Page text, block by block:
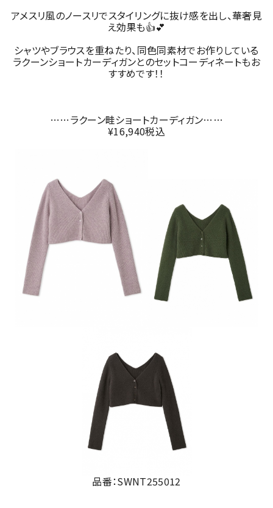
アメスリ風のノースリでスタイリングに抜け感を出し、華奢見
え効果も👍💕
シャツやブラウスを重ねたり、同色同素材でお作りしている
ラクーンショートカーディガンとのセットコーディネートもお
すすめです！！
……ラクーン畦ショートカーディガン……
¥16,940税込
品番：SWNT255012